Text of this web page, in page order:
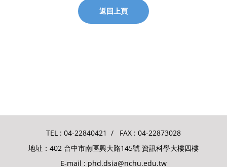
返回上頁
TEL : 04-22840421 / FAX : 04-22873028
地址：402 台中市南區興大路145號 資訊科學大樓四樓
E-mail : phd.dsia@nchu.edu.tw